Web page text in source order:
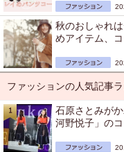
秋のおしゃれ
めアイテム、
ファッションの人気記事
石原さとみが
河野悦子」の